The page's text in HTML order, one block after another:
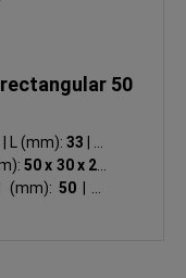
50
L (mm):33
50 x 30 x 2.0
(mm): 50